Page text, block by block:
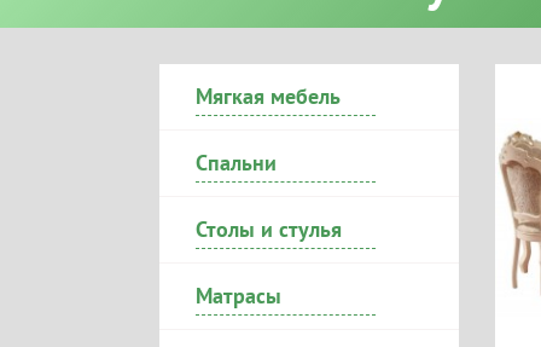
Мягкая мебель
Спальни
Столы и стулья
Матрасы